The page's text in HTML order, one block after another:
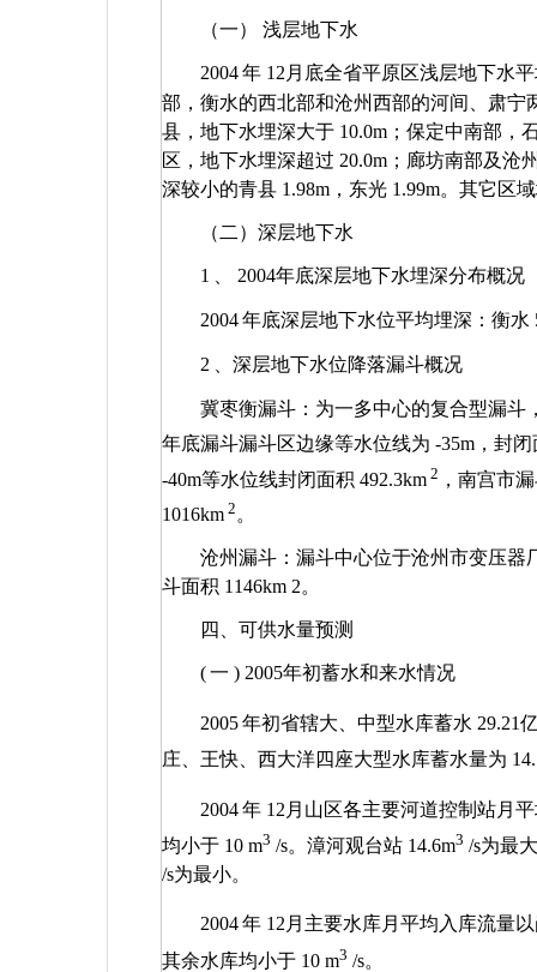
（一） 浅层地下水
2004年 12 月底全省平原区浅层地下水
部，衡水的西北部和沧州西部的河间、肃
县，地下水埋深大于 10.0m ；保定中南部，
区，地下水埋深超过 20.0m ；廊坊南部及沧
深较小的青县 1.98m ，东光 1.99m。其它区
（二）深层地下水
1 2004年底深层地下水埋深分布概况
2004年底深层地下水位平均埋深：衡水
2 、深层地下水位降落漏斗概况
冀枣衡漏斗：为一多中心的复合型漏
年底漏斗漏斗区边缘等水位线为 -35m ，封
-40m等水位线封闭面积 492.3km 2 ，南宫市
1016km 2 。
沧州漏斗：漏斗中心位于沧州市变压器
斗面积 1146km 2。
四、可供水量预测
(一 ) 2005年初蓄水和来水情况
2005年初省辖大、中型水库蓄水 29.21
庄、王快、西大洋四座大型水库蓄水量为
2004年 12 月山区各主要河道控制站月
均小于 10 m3 /s。漳河观台站 14.6m3 /s为最
/s为最小。
2004年 12月主要水库月平均入库流量
其余水库均小于 10 m3 /s。